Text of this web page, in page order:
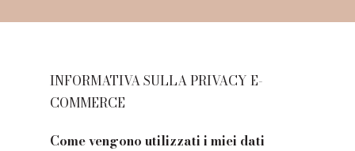
INFORMATIVA SULLA PRIVACY E-
COMMERCE
Come vengono utilizzati i miei dati